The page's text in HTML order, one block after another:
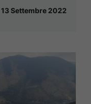
13 Settembre 2022